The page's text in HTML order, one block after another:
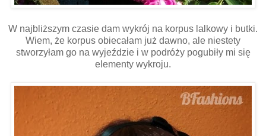
W najbliższym czasie dam wykrój na korpus lalkowy i butki.
Wiem, że korpus obiecałam już dawno, ale niestety
stworzyłam go na wyjeździe i w podróży pogubiły mi się
elementy wykroju.